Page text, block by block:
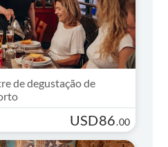
de degustação de
USD86.00